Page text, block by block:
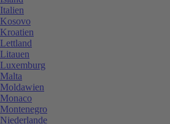
Italien
Kosovo
Kroatien
Lettland
Litauen
Luxemburg
Malta
Moldawien
Monaco
Montenegro
Niederlande